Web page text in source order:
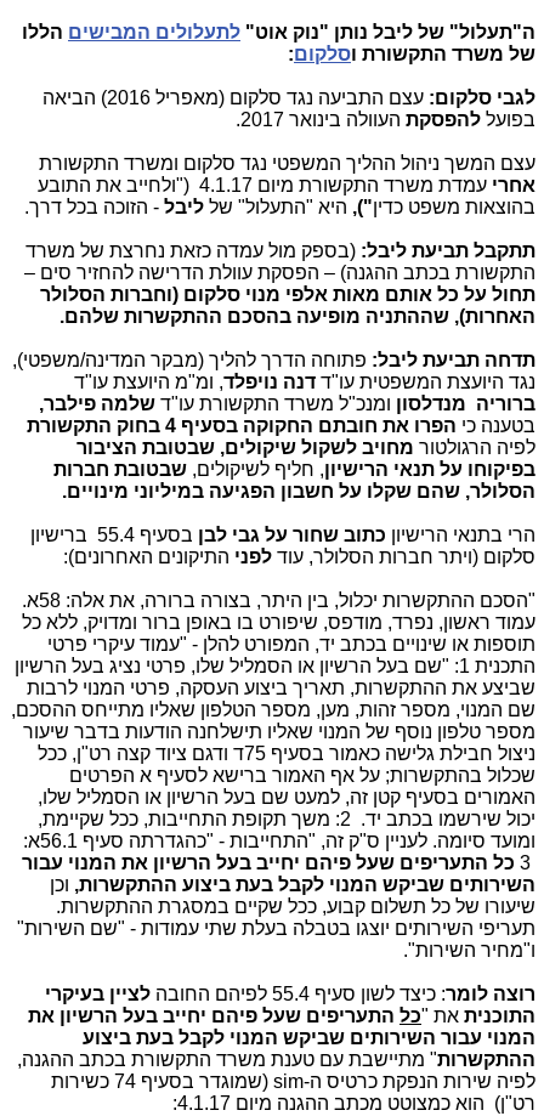
ה"תעלול" של ליבל נותן "נוק אוט" לתעלולים המבישים הללו
של משרד התקשורת וסלקום:
לגבי סלקום:
עצם התביעה נגד סלקום (מאפריל 2016) הביאה
בפועל להפסקת העוולה בינואר 2017.
עצם המשך ניהול ההליך המשפטי נגד סלקום ומשרד התקשורת
אחרי
עמדת משרד התקשורת מיום 4.1.17 ("ולחייב את התובע
בהוצאות משפט כדין"), היא "התעלול" של ליבל - הזוכה בכל דרך.
תתקבל תביעת ליבל: (בספק מול עמדה כזאת נחרצת של משרד
התקשורת בכתב ההגנה) – הפסקת עוולת הדרישה להחזיר סים –
תחול על כל אותם מאות אלפי מנוי סלקום (וחברות הסלולר
האחרות), שההתניה מופיעה בהסכם ההתקשרות שלהם.
תדחה תביעת ליבל: פתוחה הדרך להליך (מבקר המדינה/משפטי),
נגד היועצת המשפטית עו"ד דנה נויפלד, ומ"מ היועצת עו"ד
ברוריה מנדלסון ומנכ"ל משרד התקשורת עו"ד שלמה פילבר,
בטענה כי הפרו את חובתם החקוקה בסעיף 4 בחוק התקשורת
לפיה הרגולטור מחויב לשקול שיקולים, שבטובת הציבור
בפיקוחו על תנאי הרישיון, חליף לשיקולים, שבטובת חברות
הסלולר, שהם שקלו על חשבון הפגיעה במיליוני מינויים.
הרי בתנאי הרישיון כתוב שחור על גבי לבן
בסעיף 55.4 ברישיון
סלקום (ויתר חברות הסלולר, עוד לפני התיקונים האחרונים):
"הסכם ההתקשרות יכלול, בין היתר, בצורה ברורה, את אלה: 58א.
עמוד ראשון, נפרד, מודפס, שיפורט בו באופן ברור ומדויק, ללא כל
תוספות או שינויים בכתב יד, המפורט להלן - "עמוד עיקרי פרטי
התכנית :1 "שם בעל הרשיון או הסמליל שלו, פרטי נציג בעל הרשיון
שביצע את ההתקשרות, תאריך ביצוע העסקה, פרטי המנוי לרבות
שם המנוי, מספר זהות, מען, מספר הטלפון שאליו מתייחס ההסכם,
מספר טלפון נוסף של המנוי שאליו תישלחנה הודעות בדבר שיעור
ניצול חבילת גלישה כאמור בסעיף 75ד ודגם ציוד קצה רט"ן, ככל
שכלול בהתקשרות; על אף האמור ברישא לסעיף א הפרטים
האמורים בסעיף קטן זה, למעט שם בעל הרשיון או הסמליל שלו,
יכול שירשמו בכתב יד. :2 משך תקופת התחייבות, ככל שקיימת,
ומועד סיומה. לעניין ס"ק זה, "התחייבות " -כהגדרתה סעיף 56.1א
:
3 כל התעריפים שעל פיהם יחייב בעל הרשיון את המנוי עבור
השירותים שביקש המנוי לקבל בעת ביצוע ההתקשרות, וכן
שיעורו של כל תשלום קבוע, ככל שקיים במסגרת ההתקשרות.
תעריפי השירותים יוצגו בטבלה בעלת שתי עמודות - "שם השירות"
ו"מחיר השירות".
רוצה לומר: כיצד לשון סעיף 55.4 לפיהם החובה
לציין בעיקרי
התוכנית את "כל התעריפים שעל פיהם יחייב בעל הרשיון את
המנוי עבור השירותים שביקש המנוי לקבל בעת ביצוע
ההתקשרות" מתיישבת עם טענת משרד התקשורת בכתב ההגנה,
לפיה שירות הנפקת כרטיס ה-sim
(שמוגדר בסעיף 74 כשירות
רט"ן) הוא כמצוטט מכתב ההגנה מיום 4.1.17: